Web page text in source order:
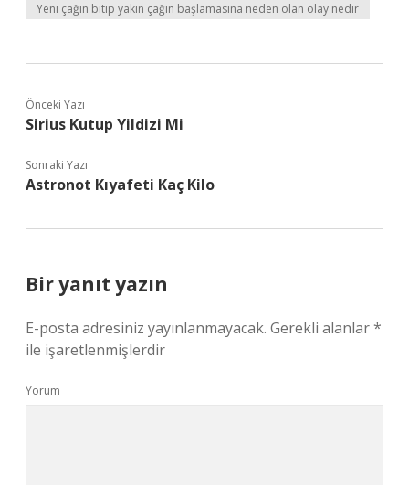
Yeni çağın bitip yakın çağın başlamasına neden olan olay nedir
Önceki Yazı
Sirius Kutup Yildizi Mi
Sonraki Yazı
Astronot Kıyafeti Kaç Kilo
Bir yanıt yazın
E-posta adresiniz yayınlanmayacak. Gerekli alanlar*
ile işaretlenmişlerdir
Yorum